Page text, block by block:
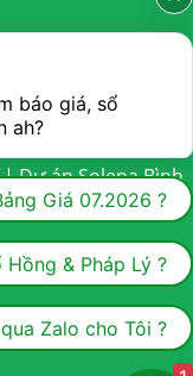
Trần Anh và Dự
| Dự ánSolena Bình
báo giá, sổ
ah?
Giá 07.2026 ?
Hồng & Pháp Lý ?
Zalo cho Tôi ?